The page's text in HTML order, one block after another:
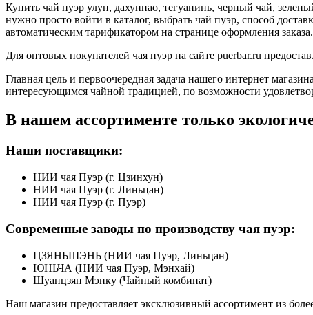
Купить чай пуэр улун, дахунпао, тегуанинь, черный чай,
нужно просто войти в каталог, выбрать чай пуэр, способ
автоматическим тарификатором на странице оформления заказа.
Для оптовых покупателей чая пуэр на сайте puerbar.ru
Главная цель и первоочередная задача нашего интернет
интересующимся чайной традицией, по возможности
В нашем ассортименте только
Наши поставщики:
НИИ чая Пуэр (г. Цзинхун)
НИИ чая Пуэр (г. Линьцан)
НИИ чая Пуэр (г. Пуэр)
Современные заводы по производству чая пуэр:
ЦЗЯНЬШЭНЬ (НИИ чая Пуэр, Линьцан)
ЮНЬЧА (НИИ чая Пуэр, Мэнхай)
Шуанцзян Мэнку (Чайный комбинат)
Наш магазин предоставляет эксклюзивный ассортимент из